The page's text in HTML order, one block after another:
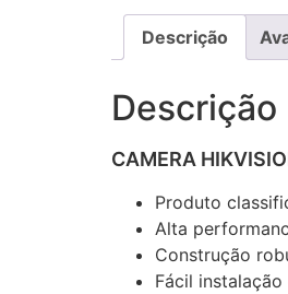
Descrição
Descrição
CAMERA
Produto
Alta
Construção
Fácil